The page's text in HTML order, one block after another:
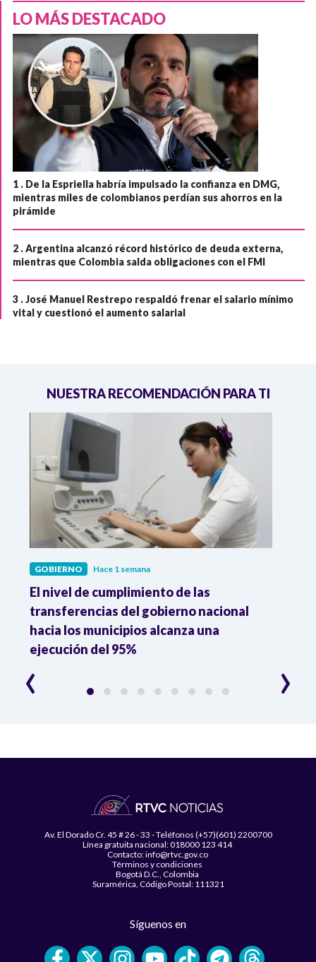
LO MÁS DESTACADO
1 . De la Espriella habría impulsado la confianza en DMG,
mientras miles de colombianos perdían sus ahorros en la
pirámide
2 .Argentina alcanzó récord histórico de deuda externa,
mientras que Colombia salda obligaciones con el FMI
3 .José Manuel Restrepo respaldó frenar el salario mínimo
vital y cuestionó el aumento salarial
NUESTRA RECOMENDACIÓN PARA TI
GOBIERNO Hace 1 semana
El nivel de cumplimiento de las
transferencias del gobierno nacional
hacia los municipios alcanza una
ejecución del 95%
‹ ›
Av. El Dorado Cr. 45 # 26 - 33 - Teléfonos (+57)(601) 2200700
Línea gratuita nacional: 018000 123 414
Contacto: info@rtvc.gov.co
Términos y condiciones
Bogotá D.C., Colombia
Suramérica, Código Postal: 111321
Síguenos en